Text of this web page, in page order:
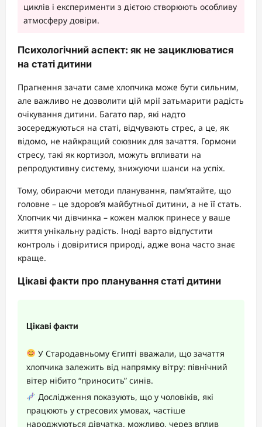
циклів і експерименти з дієтою створюють особливу
атмосферу довіри.
Психологічний аспект: як не зациклюватися
на статі дитини
Прагнення зачати саме хлопчика може бути сильним,
але важливо не дозволити цій мрії затьмарити радість
очікування дитини. Багато пар, які надто
зосереджуються на статі, відчувають стрес, а це, як
відомо, не найкращий союзник для зачаття. Гормони
стресу, такі як кортизол, можуть впливати на
репродуктивну систему, знижуючи шанси на успіх.
Тому, обираючи методи планування, пам’ятайте, що
головне – це здоров’я майбутньої дитини, а не її стать.
Хлопчик чи дівчинка – кожен малюк принесе у ваше
життя унікальну радість. Іноді варто відпустити
контроль і довіритися природі, адже вона часто знає
краще.
Цікаві факти про планування статі дитини
Цікаві факти
У Стародавньому Єгипті вважали, що зачаття
хлопчика залежить від напрямку вітру: північний
вітер нібито “приносить” синів.
Дослідження показують, що у чоловіків, які
працюють у стресових умовах, частіше
народжуються дівчатка, можливо, через вплив